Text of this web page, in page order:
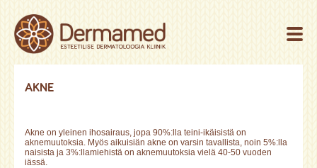
AKNE
Akne on yleinen ihosairaus, jopa 90%:lla teini-ikäisistä on
aknemuutoksia. Myös aikuisiän akne on varsin tavallista, noin 5%:lla
naisista ja 3%:llamiehistä on aknemuutoksia vielä 40-50 vuoden
iässä.